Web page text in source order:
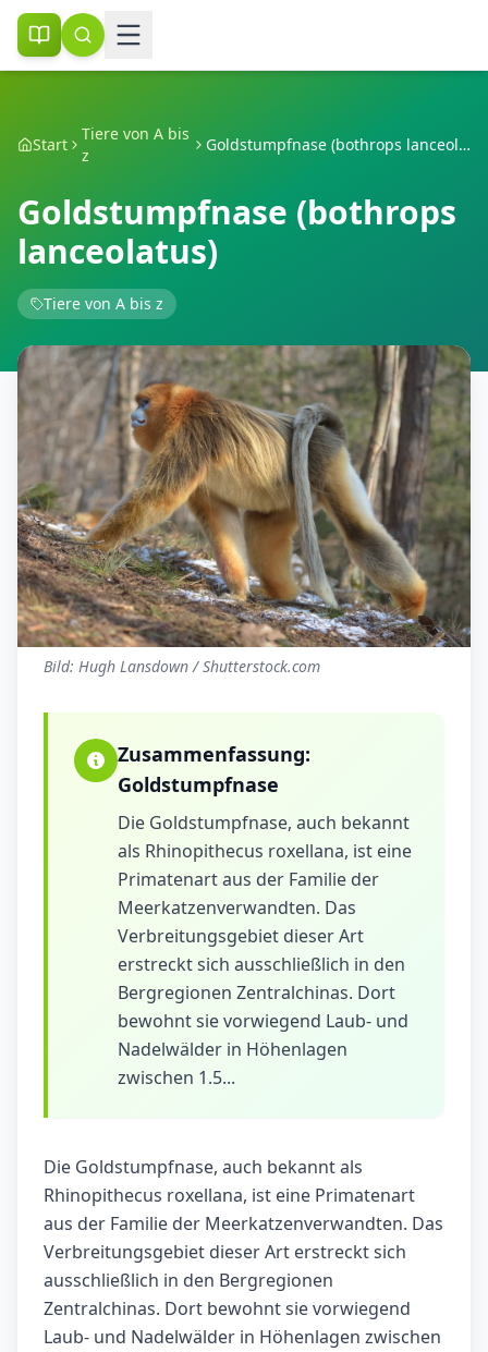
Start
Tiere von A bis
z
Goldstumpfnase (bothrops lanceolatus)
Goldstumpfnase (bothrops
lanceolatus)
Tiere von A bis z
Bild: Hugh Lansdown / Shutterstock.com
Zusammenfassung:
Goldstumpfnase
Die Goldstumpfnase, auch bekannt
als Rhinopithecus roxellana, ist eine
Primatenart aus der Familie der
Meerkatzenverwandten. Das
Verbreitungsgebiet dieser Art
erstreckt sich ausschließlich in den
Bergregionen Zentralchinas. Dort
bewohnt sie vorwiegend Laub- und
Nadelwälder in Höhenlagen
zwischen 1.5...
Die Goldstumpfnase, auch bekannt als
Rhinopithecus roxellana, ist eine Primatenart
aus der Familie der Meerkatzenverwandten. Das
Verbreitungsgebiet dieser Art erstreckt sich
ausschließlich in den Bergregionen
Zentralchinas. Dort bewohnt sie vorwiegend
Laub- und Nadelwälder in Höhenlagen zwischen